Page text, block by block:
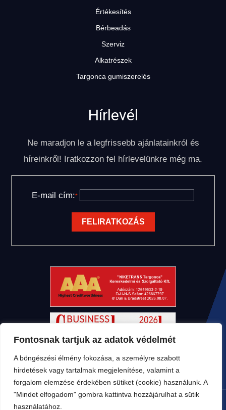
Fontosnak tartjuk az adatok védelmét
A böngészési élmény fokozása, a személyre szabott
hirdetések vagy tartalmak megjelenítése, valamint a
forgalom elemzése érdekében sütiket (cookie) használunk. A
"Mindet elfogadom" gombra kattintva hozzájárulhat a sütik
használatához.
Értékesítés
Bérbeadás
Szerviz
Alkatrészek
Targonca gumiszerelés
Hírlevél
Ne maradjon le a legfrissebb ajánlatainkról és
híreinkről! Iratkozzon fel hírlevelünkre még ma.
E-mail cím:*